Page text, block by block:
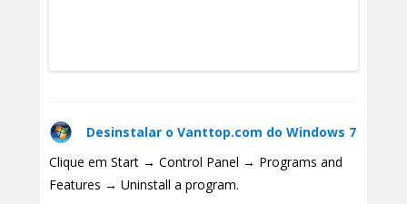
Desinstalar o Vanttop.com do Windows 7
Clique em Start → Control Panel → Programs and
Features → Uninstall a program.